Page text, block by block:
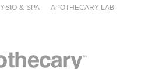
& SPA APOTHECARY LAB